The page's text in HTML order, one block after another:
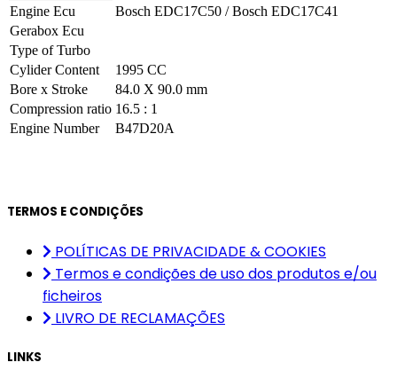
Engine Ecu
Bosch EDC17C50 / Bosch EDC17C41
Gerabox Ecu
Type of Turbo
Cylider Content
1995 CC
Bore x Stroke
84.0 X 90.0 mm
Compression ratio 16.5 : 1
Engine Number
B47D20A
TERMOS E CONDIÇÕES
POLÍTICAS DE PRIVACIDADE & COOKIES
Termos e condições de uso dos produtos e/ou
ficheiros
LIVRO DE RECLAMAÇÕES
LINKS